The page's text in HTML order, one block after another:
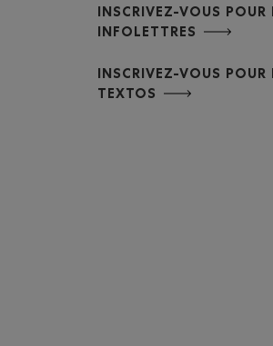
INSCRIVEZ-VOUS POUR
INFOLETTRES
INSCRIVEZ-VOUS POUR
TEXTOS